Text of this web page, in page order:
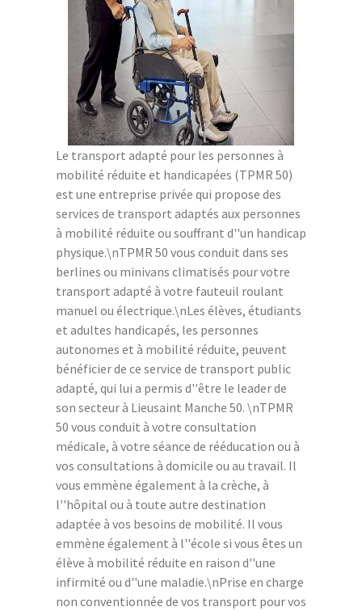
Le transport adapté pour les personnes à
mobilité réduite et handicapées (TPMR 50)
est une entreprise privée qui propose des
services de transport adaptés aux personnes
à mobilité réduite ou souffrant d''un handicap
physique.\nTPMR 50 vous conduit dans ses
berlines ou minivans climatisés pour votre
transport adapté à votre fauteuil roulant
manuel ou électrique.\nLes élèves, étudiants
et adultes handicapés, les personnes
autonomes et à mobilité réduite, peuvent
bénéficier de ce service de transport public
adapté, qui lui a permis d''être le leader de
son secteur à Lieusaint Manche 50. \nTPMR
50 vous conduit à votre consultation
médicale, à votre séance de rééducation ou à
vos consultations à domicile ou au travail. Il
vous emmène également à la crèche, à
l''hôpital ou à toute autre destination
adaptée à vos besoins de mobilité. Il vous
emmène également à l''école si vous êtes un
élève à mobilité réduite en raison d''une
infirmité ou d''une maladie.\nPrise en charge
non conventionnée de vos transport pour vos